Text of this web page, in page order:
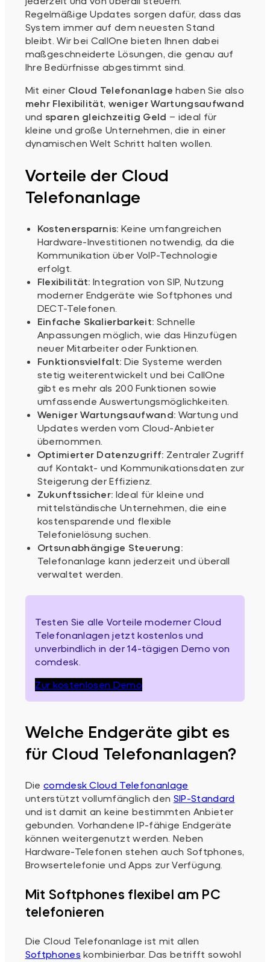
Regelmäßige Updates sorgen dafür, dass das
System immer auf dem neuesten Stand
bleibt. Wir bei CallOne bieten Ihnen dabei
maßgeschneiderte Lösungen, die genau auf
Ihre Bedürfnisse abgestimmt sind.
Mit einer Cloud Telefonanlage haben Sie also
mehr Flexibilität, weniger Wartungsaufwand
und sparen gleichzeitig Geld – ideal für
kleine und große Unternehmen, die in einer
dynamischen Welt Schritt halten wollen.
Vorteile der Cloud
Telefonanlage
Kostenersparnis: Keine umfangreichen
Hardware-Investitionen notwendig, da die
Kommunikation über VoIP-Technologie
erfolgt.
Flexibilität: Integration von SIP, Nutzung
moderner Endgeräte wie Softphones und
DECT-Telefonen.
Einfache Skalierbarkeit: Schnelle
Anpassungen möglich, wie das Hinzufügen
neuer Mitarbeiter oder Funktionen.
Funktionsvielfalt: Die Systeme werden
stetig weiterentwickelt und bei CallOne
gibt es mehr als 200 Funktionen sowie
umfassende Auswertungsmöglichkeiten.
Weniger Wartungsaufwand: Wartung und
Updates werden vom Cloud-Anbieter
übernommen.
Optimierter Datenzugriff: Zentraler Zugriff
auf Kontakt- und Kommunikationsdaten zur
Steigerung der Effizienz.
Zukunftssicher: Ideal für kleine und
mittelständische Unternehmen, die eine
kostensparende und flexible
Telefonielösung suchen.
Ortsunabhängige Steuerung:
Telefonanlage kann jederzeit und überall
verwaltet werden.
Testen Sie alle Vorteile moderner Cloud
Telefonanlagen jetzt kostenlos und
unverbindlich in der 14-tägigen Demo von
comdesk.
Zur kostenlosen Demo
Welche Endgeräte gibt es
für Cloud Telefonanlagen?
Die comdesk Cloud Telefonanlage
unterstützt vollumfänglich den SIP-Standard
und ist damit an keine bestimmten Anbieter
gebunden. Vorhandene IP-fähige Endgeräte
können weitergenutzt werden. Neben
Hardware-Telefonen stehen auch Softphones,
Browsertelefonie und Apps zur Verfügung.
Mit Softphones flexibel am PC
telefonieren
Die Cloud Telefonanlage ist mit allen
Softphones kombinierbar. Das betrifft sowohl